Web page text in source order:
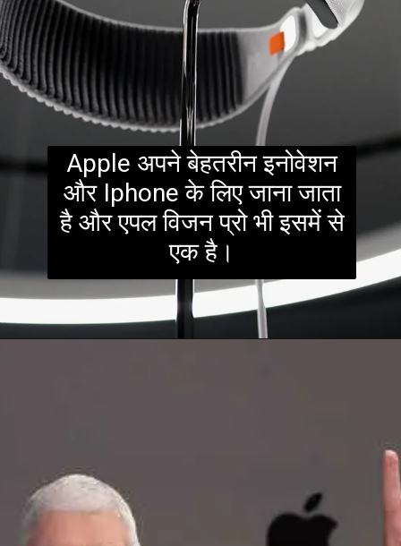
Apple अपने बेहतरीन इनोवेशन
और Iphone के लिए जाना जाता
है और एपल विजन प्रो भी इसमें से
एक है।